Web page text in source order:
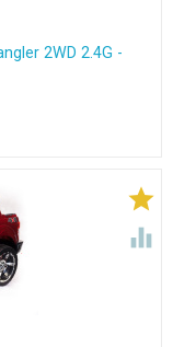
2WD 2.4G -

